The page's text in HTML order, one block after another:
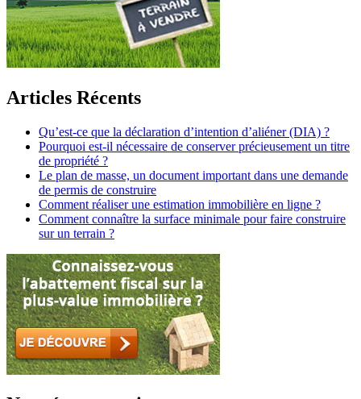
Articles Récents
Qu’est-ce que la déclaration d’intention d’aliéner (DIA) ?
Pourquoi est-il nécessaire de conserver précieusement un titre
de propriété ?
Le plan de masse, un document important dans une demande
de permis de construire
Comment réaliser une estimation immobilière en ligne ?
Comment connaître la surface minimale pour faire construire
sur un terrain ?